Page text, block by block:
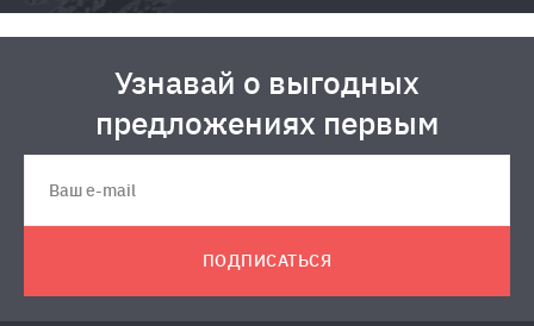
Узнавай о выгодных
предложениях первым
ПОДПИСАТЬСЯ